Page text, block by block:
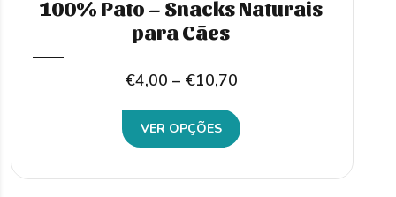
100% Pato – Snacks Naturais
para Cães
€4,00 – €10,70Price
€4,00
VER OPÇÕES
This
has